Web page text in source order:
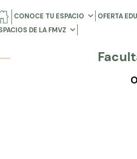
CONOCE TU ESPACIO OFERTA
DE LA FMVZ